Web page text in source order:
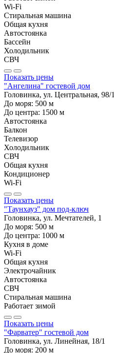
Wi-Fi
Стиральная машина
Общая кухня
Автостоянка
Бассейн
Холодильник
СВЧ
Показать цены
"Ангелина" гостевой дом
Головинка, ул. Центральная, 98/1
До моря: 500 м
До центра: 1500 м
Автостоянка
Балкон
Телевизор
Холодильник
СВЧ
Общая кухня
Кондиционер
Wi-Fi
Показать цены
"Таунхауз" дом под-ключ
Головинка, ул. Мечтателей, 1
До моря: 500 м
До центра: 1000 м
Кухня в доме
Wi-Fi
Общая кухня
Электрочайник
Автостоянка
СВЧ
Стиральная машина
Работает зимой
Показать цены
"Фарватер" гостевой дом
Головинка, ул. Линейная, 18/1
До моря: 200 м